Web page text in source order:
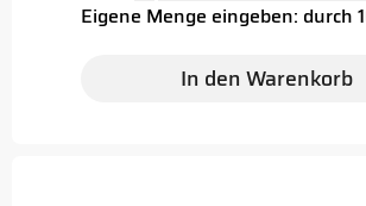
Eigene Menge eingeben: durch
In den Warenkorb